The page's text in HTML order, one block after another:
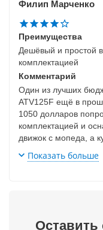
Филип Марченко
Преимущества
Дешёвый и простой
комплектацией
Комментарий
Один из лучших
ATV125F ещё в
1050 долларов
комплектацией и
движок с мопеда, а
на нем 2-3 года, а
что это хороший
Показать больше
Оставить